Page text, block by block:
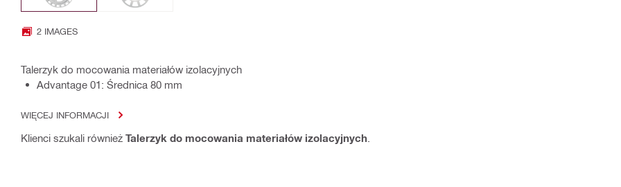
2 IMAGES
Talerzyk do mocowania materiałów izolacyjnych
Advantage 01: Średnica 80 mm
WIĘCEJ INFORMACJI
Klienci szukali również Talerzyk do mocowania materiałów izolacyjnych